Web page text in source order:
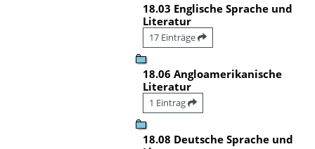
18.03 Englische Sprache und
Literatur
17 Einträge
18.06 Angloamerikanische
Literatur
1 Eintrag
18.08 Deutsche Sprache und